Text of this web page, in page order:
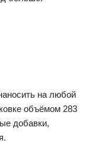
на любой
объёмом 283
добавки,